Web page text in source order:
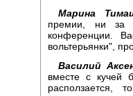
Марина
премии, ни за
конференции.
вольтерьянки",
Василий
вместе с кучей
расползается,